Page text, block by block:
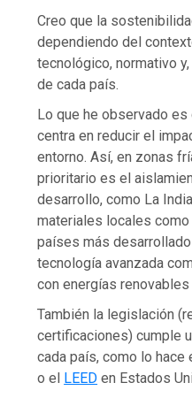
Creo que la
dependiendo del
tecnológico, normativo
de cada país.
Lo que he observado
centra en reducir el
entorno. Así, en zonas
prioritario es el
desarrollo, como La
materiales locales como
países más
tecnología avanzada
con energías
También la legislación
certificaciones) cumple
cada país, como lo hace
o el LEED en Estados